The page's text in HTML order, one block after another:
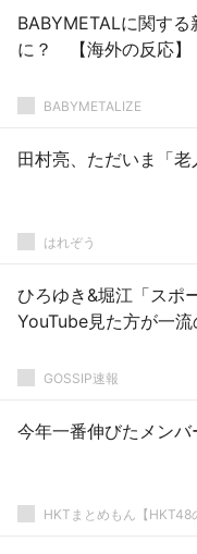
BABYMETALに関す
に？ 【海外の反応】
BABYMETALIZE
田村亮、ただいま「老
はれぞう
ひろゆき&堀江「スポ
YouTube見た方が一
GOSSIP速報
今年一番伸びたメン
HKTまとめもん【HKT48